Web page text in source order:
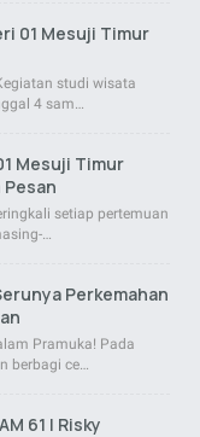
01 Mesuji Timur
studi wisata
4 sam…
Mesuji Timur
Pesan
setiap pertemuan
…
Perkemahan
Pramuka! Pada
berbagi ce…
61 | Risky